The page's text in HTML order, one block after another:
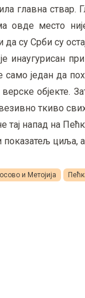
главна
овде место
су Срби су
је инаугурисан
само један да
објекте.
ткиво
тај напад на
циља, а
и Метојија